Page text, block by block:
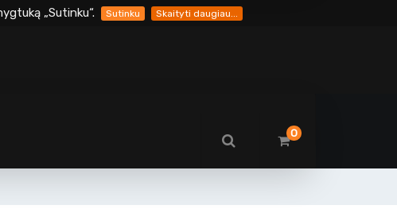
„Sutinku“. Sutinku Skaityti daugiau...
0